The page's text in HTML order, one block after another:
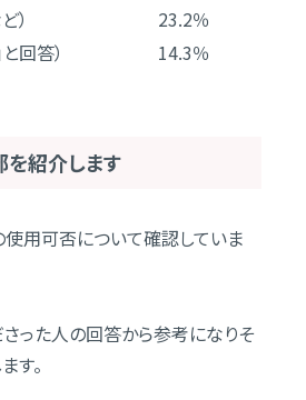
）
23.2％
回答）
14.3％
を紹介します
使用可否について確認していま
った人の回答から参考になりそ
す。